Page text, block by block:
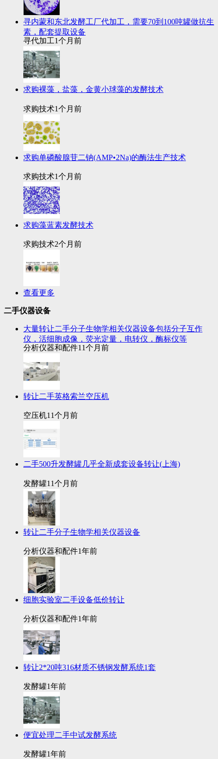
寻内蒙和东北发酵工厂代加工，需要70到100吨罐做抗生
素，配套提取设备
寻代加工1个月前
求购裸藻，盐藻，金黄小球藻的发酵技术
求购技术1个月前
求购单磷酸腺苷二钠(AMP•2Na)的酶法生产技术
求购技术1个月前
求购藻蓝素发酵技术
求购技术2个月前
查看更多
二手仪器设备
大量转让二手分子生物学相关仪器设备包括分子互作
仪，活细胞成像，荧光定量，电转仪，酶标仪等
分析仪器和配件11个月前
转让二手英格索兰空压机
空压机11个月前
二手500升发酵罐几乎全新成套设备转让(上海)
发酵罐11个月前
转让二手分子生物学相关仪器设备
分析仪器和配件1年前
细胞实验室二手设备低价转让
分析仪器和配件1年前
转让2*20吨316材质不锈钢发酵系统1套
发酵罐1年前
便宜处理二手中试发酵系统
发酵罐1年前